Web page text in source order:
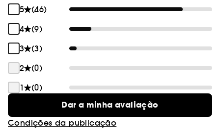
5
(46)
4
(9)
3
(3)
2
(0)
1
(0)
Dar a minha avaliação
Condições da publicação